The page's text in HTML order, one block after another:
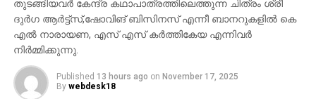
തുടങ്ങിയവർ കേന്ദ്ര കഥാപാത്രത്തിലെത്തുന്ന ചിത്രം ശ്രീ
ദുർഗ ആർട്ട്സ്,ഷോവിങ് ബിസിനസ് എന്നീ ബാനറുകളിൽ കെ
എൽ നാരായണ, എസ് എസ് കർത്തികേയ എന്നിവർ
നിർമ്മിക്കുന്നു.
Published 13 hours ago on November 17, 2025
By webdesk18